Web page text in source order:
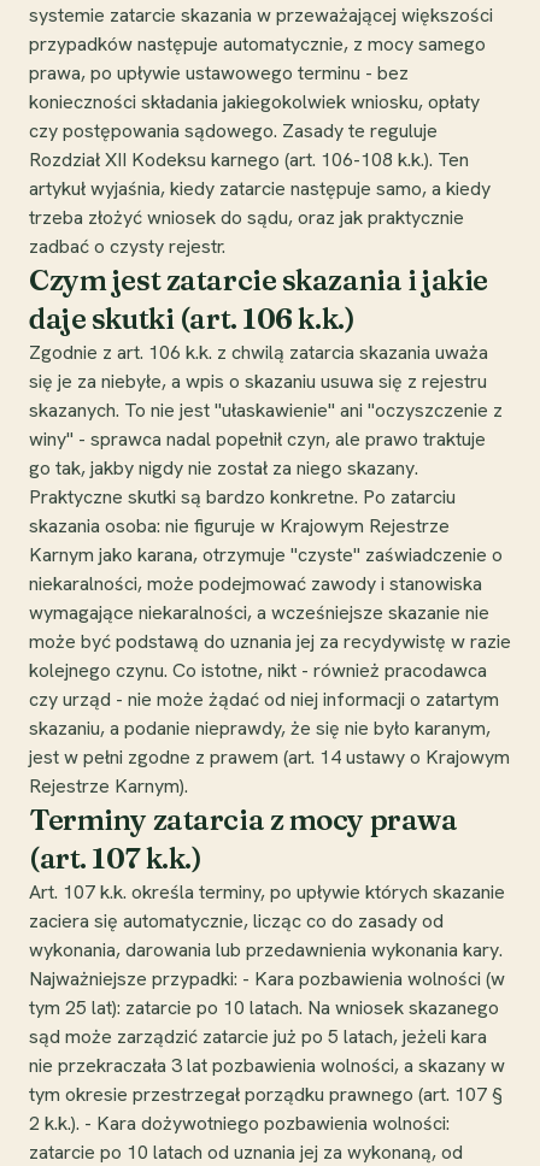
systemie zatarcie skazania w przeważającej większości
przypadków następuje automatycznie, z mocy samego
prawa, po upływie ustawowego terminu - bez
konieczności składania jakiegokolwiek wniosku, opłaty
czy postępowania sądowego. Zasady te reguluje
Rozdział XII Kodeksu karnego (art. 106-108 k.k.). Ten
artykuł wyjaśnia, kiedy zatarcie następuje samo, a kiedy
trzeba złożyć wniosek do sądu, oraz jak praktycznie
zadbać o czysty rejestr.
Czym jest zatarcie skazania i jakie
daje skutki (art. 106 k.k.)
Zgodnie z art. 106 k.k. z chwilą zatarcia skazania uważa
się je za niebyłe, a wpis o skazaniu usuwa się z rejestru
skazanych. To nie jest "ułaskawienie" ani "oczyszczenie z
winy" - sprawca nadal popełnił czyn, ale prawo traktuje
go tak, jakby nigdy nie został za niego skazany.
Praktyczne skutki są bardzo konkretne. Po zatarciu
skazania osoba: nie figuruje w Krajowym Rejestrze
Karnym jako karana, otrzymuje "czyste" zaświadczenie o
niekaralności, może podejmować zawody i stanowiska
wymagające niekaralności, a wcześniejsze skazanie nie
może być podstawą do uznania jej za recydywistę w razie
kolejnego czynu. Co istotne, nikt - również pracodawca
czy urząd - nie może żądać od niej informacji o zatartym
skazaniu, a podanie nieprawdy, że się nie było karanym,
jest w pełni zgodne z prawem (art. 14 ustawy o Krajowym
Rejestrze Karnym).
Terminy zatarcia z mocy prawa
(art. 107 k.k.)
Art. 107 k.k. określa terminy, po upływie których skazanie
zaciera się automatycznie, licząc co do zasady od
wykonania, darowania lub przedawnienia wykonania kary.
Najważniejsze przypadki: - Kara pozbawienia wolności (w
tym 25 lat): zatarcie po 10 latach. Na wniosek skazanego
sąd może zarządzić zatarcie już po 5 latach, jeżeli kara
nie przekraczała 3 lat pozbawienia wolności, a skazany w
tym okresie przestrzegał porządku prawnego (art. 107 §
2 k.k.). - Kara dożywotniego pozbawienia wolności:
zatarcie po 10 latach od uznania jej za wykonaną, od